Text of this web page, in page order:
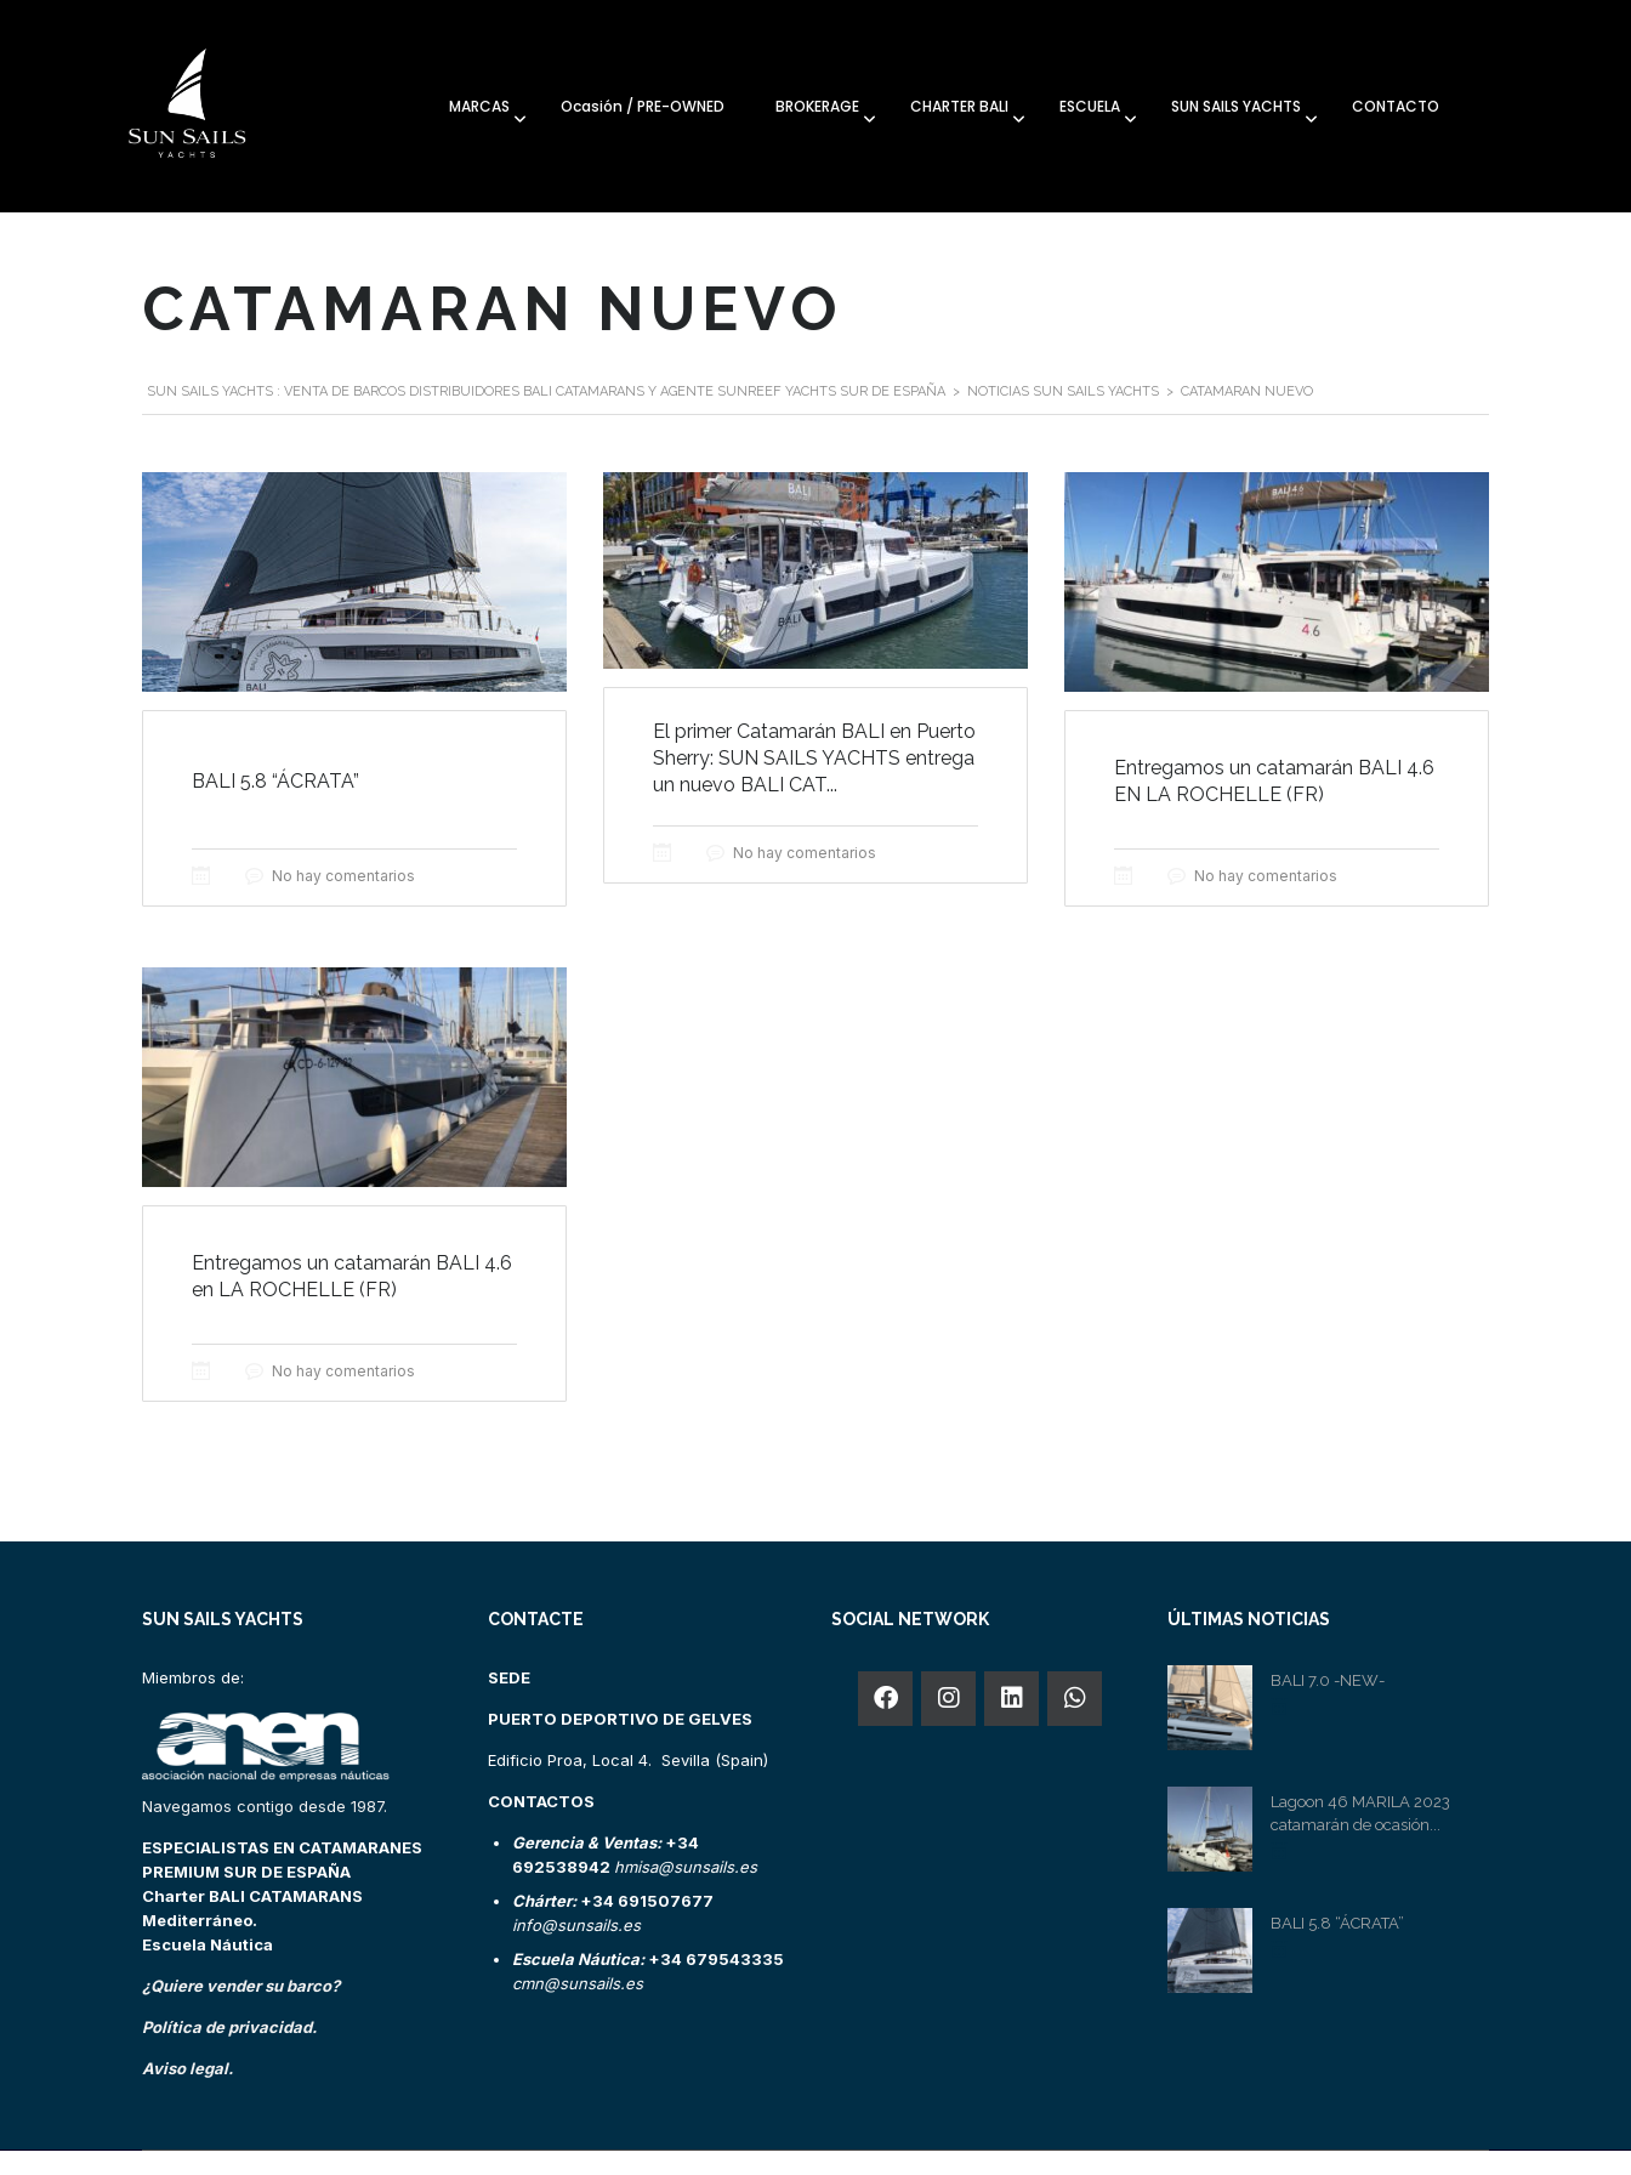
MARCAS Ocasión / PRE-OWNED BROKERAGE CHARTER BALI ESCUELA SUN SAILS YACHTS CONTACTO
CATAMARAN NUEVO
SUN SAILS YACHTS : VENTA DE BARCOS DISTRIBUIDORES BALI CATAMARANS Y AGENTE SUNREEF YACHTS SUR DE ESPAÑA > NOTICIAS SUN SAILS YACHTS > CATAMARAN NUEVO
BALI 5.8 “ÁCRATA”
No hay comentarios
El primer Catamarán BALI en Puerto
Sherry: SUN SAILS YACHTS entrega
un nuevo BALI CAT...
No hay comentarios
Entregamos un catamarán BALI 4.6
EN LA ROCHELLE (FR)
No hay comentarios
Entregamos un catamarán BALI 4.6
en LA ROCHELLE (FR)
No hay comentarios
SUN SAILS YACHTS
Miembros de:
Navegamos contigo desde 1987.
ESPECIALISTAS EN CATAMARANES
PREMIUM SUR DE ESPAÑA
Charter BALI CATAMARANS
Mediterráneo.
Escuela Náutica
¿Quiere vender su barco?
Política de privacidad.
Aviso legal.
CONTACTE
SEDE
PUERTO DEPORTIVO DE GELVES
Edificio Proa, Local 4. Sevilla (Spain)
CONTACTOS
Gerencia & Ventas:+34
692538942 hmisa@sunsails.es
Chárter:+34 691507677
info@sunsails.es
Escuela Náutica:+34 679543335
cmn@sunsails.es
SOCIAL NETWORK ÚLTIMAS NOTICIAS
BALI 7.0 -NEW-
Lagoon 46 MARILA 2023
catamarán de ocasión...
BALI 5.8 “ÁCRATA”